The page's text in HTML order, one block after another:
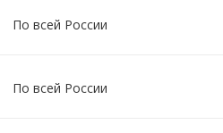
По всей России
По всей России